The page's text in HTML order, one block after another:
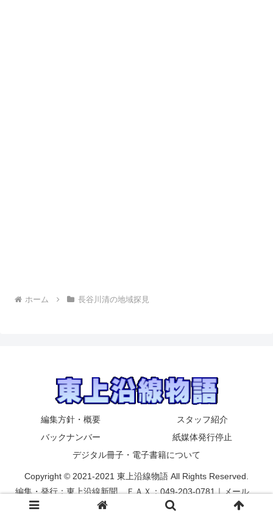
ホーム 長谷川清の地域探見
編集方針・概要
スタッフ紹介
バックナンバー
紙媒体発行停止
デジタル冊子・電子書籍について
Copyright © 2021-2021 東上沿線物語 All Rights Reserved.
編集・発行：東上沿線新聞 ＦＡＸ：049-203-0781｜メール
yyykaneko2002@yahoo.co.jp